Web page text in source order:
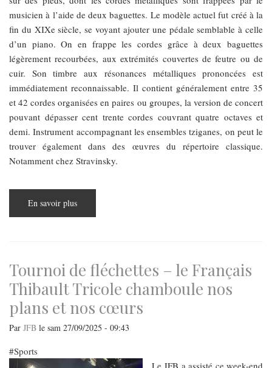
musicien à l’aide de deux baguettes. Le modèle actuel fut créé à la
fin du XIXe siècle, se voyant ajouter une pédale semblable à celle
d’un piano. On en frappe les cordes grâce à deux baguettes
légèrement recourbées, aux extrémités couvertes de feutre ou de
cuir. Son timbre aux résonances métalliques prononcées est
immédiatement reconnaissable. Il contient généralement entre 35
et 42 cordes organisées en paires ou groupes, la version de concert
pouvant dépasser cent trente cordes couvrant quatre octaves et
demi. Instrument accompagnant les ensembles tziganes, on peut le
trouver également dans des œuvres du répertoire classique.
Notamment chez Stravinsky.
En savoir plus
le
scène
de
l’Académie
de
musique
(Zeneakadémia)
Tournoi de fléchettes – le Français
Thibault Tricole chamboule nos
plans et nos cœurs
Par JFB le sam 27/09/2025 - 09:43
Sports
Le JFB a assisté ce week-end